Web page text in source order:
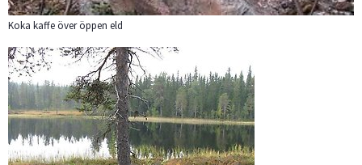
Koka kaffe över öppen eld